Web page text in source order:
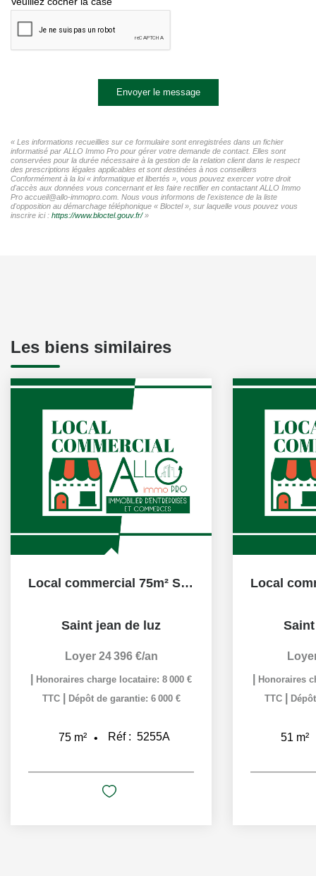
Envoyer le message
« Les informations recueillies sur ce formulaire sont enregistrées dans un fichier
informatisé par ALLO Immo Pro pour gérer votre demande de contact. Elles sont
conservées pour la durée nécessaire à la gestion de la relation client dans le respect
des prescriptions légales applicables et sont destinées à nos conseillers
Conformément à la loi « informatique et libertés », vous pouvez exercer votre droit
d'accès aux données vous concernant et les faire rectifier en contactant ALLO Immo
Pro accueil@allo-immopro.com. Nous vous informons de l'existence de la liste
d'opposition au démarchage téléphonique « Bloctel », sur laquelle vous pouvez vous
inscrire ici : https://www.bloctel.gouv.fr/»
Les biens similaires
Local commercial 75m² St-Jean-de-Luz
Saint jean de luz
Loyer 24 396 €/an
Honoraires charge locataire: 8 000 €
TTC
Dépôt de garantie: 6 000 €
75 m² Réf : 5255A
Honoraires
TTC
51 m²